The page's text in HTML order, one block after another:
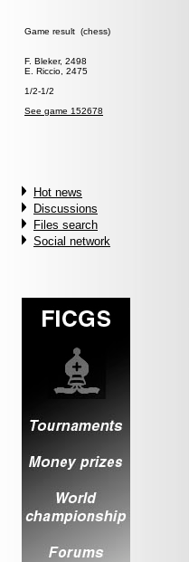
Game result (chess)
F. Bleker, 2498
E. Riccio, 2475
1/2-1/2
See game 152678
Hot news
Discussions
Files search
Social network